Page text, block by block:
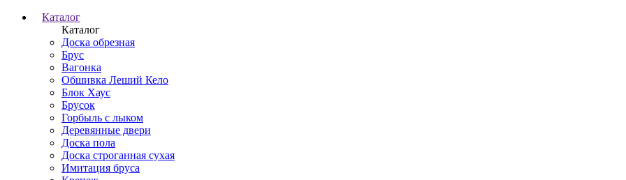
Каталог
Каталог
Доска обрезная
Брус
Вагонка
Обшивка Леший Кело
Блок Хаус
Брусок
Горбыль с лыком
Деревянные двери
Доска пола
Доска строганная сухая
Имитация бруса